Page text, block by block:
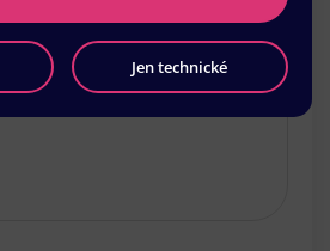
Jen technické